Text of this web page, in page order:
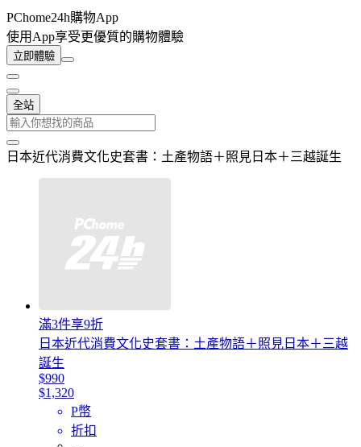
PChome24h購物App
使用App享受更優質的購物體驗
立即體驗
全站
日本近代消費文化史套書：土產物語＋照見日本＋三越誕生
滿3件享9折
日本近代消費文化史套書：土產物語＋照見日本＋三越
誕生
$990
$1,320
P幣
折扣